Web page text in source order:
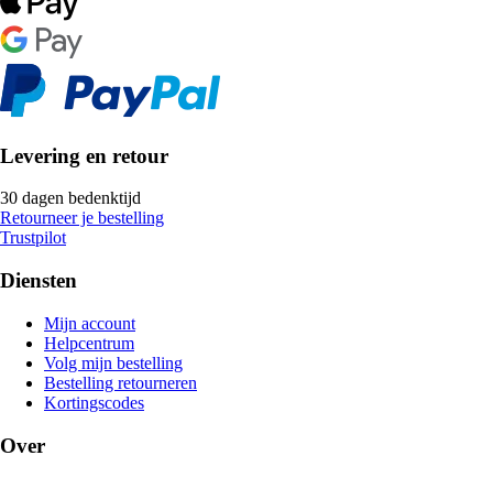
Levering en retour
30 dagen bedenktijd
Retourneer je bestelling
Trustpilot
Diensten
Mijn account
Helpcentrum
Volg mijn bestelling
Bestelling retourneren
Kortingscodes
Over